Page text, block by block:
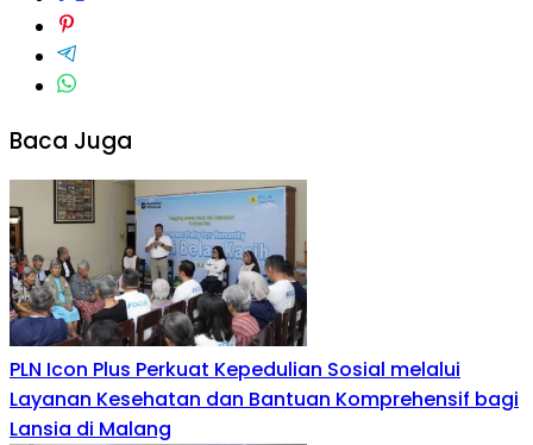
Baca Juga
PLN Icon Plus Perkuat Kepedulian Sosial melalui
Layanan Kesehatan dan Bantuan Komprehensif bagi
Lansia di Malang